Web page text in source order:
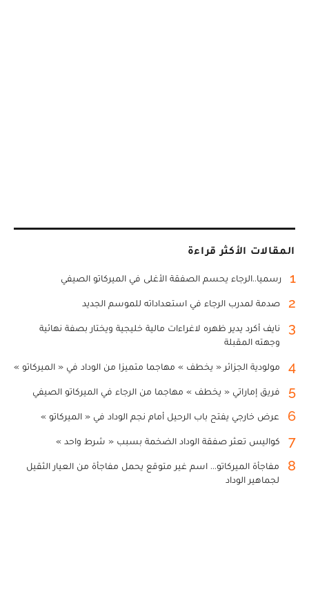
المقالات الأكثر قراءة
1 رسميا..الرجاء يحسم الصفقة الأغلى في الميركاتو الصيفي
2 صدمة لمدرب الرجاء في استعداداته للموسم الجديد
3
نايف أكرد يدير ظهره لاغراءات مالية خليجية ويختار بصفة نهائية
وجهته المقبلة
4 مولودية الجزائر « يخطف » مهاجما متميزا من الوداد في « الميركاتو »
5 فريق إماراتي « يخطف » مهاجما من الرجاء في الميركاتو الصيفي
6 عرض خارجي يفتح باب الرحيل أمام نجم الوداد في « الميركاتو »
7 كواليس تعثر صفقة الوداد الضخمة بسبب « شرط واحد »
8
مفاجأة الميركاتو... اسم غير متوقع يحمل مفاجأة من العيار الثقيل
لجماهير الوداد